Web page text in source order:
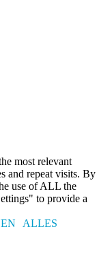
most relevant
and repeat visits. By
use of ALL the
to provide a
ALLES